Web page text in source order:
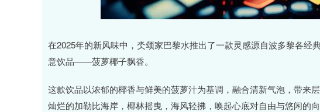
在2025年的新风味中，氼颂家巴黎水推出了一款灵感源自波多黎各经
意饮品——菠萝椰子飘香。
这款饮品以浓郁的椰香与鲜美的菠萝汁为基调，融合清新气泡，带来
灿烂的加勒比海岸，椰林摇曳，海风轻拂，唤起心底对自由与悠闲的向
深证成指 14295.08 184.96 1.31%